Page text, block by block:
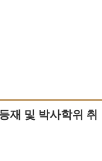
재 및 박사학위 취